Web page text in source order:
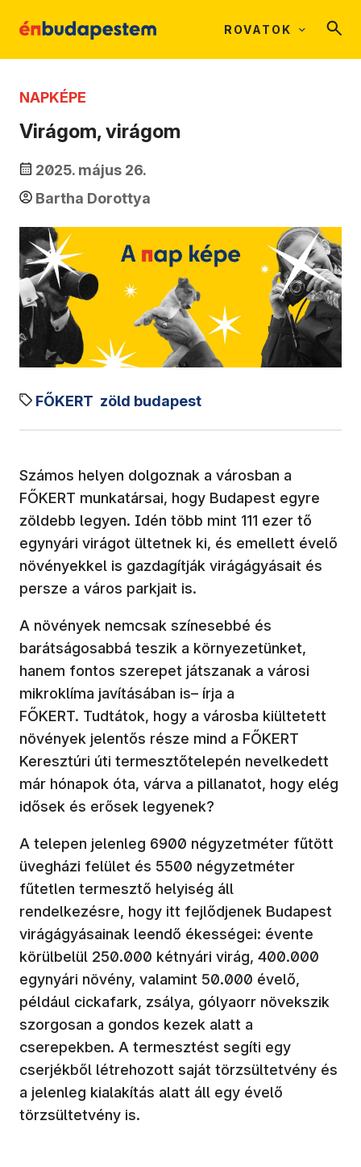
ROVATOK
NAPKÉPE
Virágom, virágom
2025. május 26.
Bartha Dorottya
FŐKERT zöld budapest
Számos helyen dolgoznak a városban a
FŐKERT munkatársai, hogy Budapest egyre
zöldebb legyen. Idén több mint 111 ezer tő
egynyári virágot ültetnek ki, és emellett évelő
növényekkel is gazdagítják virágágyásait és
persze a város parkjait is.
A növények nemcsak színesebbé és
barátságosabbá teszik a környezetünket,
hanem fontos szerepet játszanak a városi
mikroklíma javításában is– írja a
FŐKERT. Tudtátok, hogy a városba kiültetett
növények jelentős része mind a FŐKERT
Keresztúri úti termesztőtelepén nevelkedett
már hónapok óta, várva a pillanatot, hogy elég
idősek és erősek legyenek?
A telepen jelenleg 6900 négyzetméter fűtött
üvegházi felület és 5500 négyzetméter
fűtetlen termesztő helyiség áll
rendelkezésre, hogy itt fejlődjenek Budapest
virágágyásainak leendő ékességei: évente
körülbelül 250.000 kétnyári virág, 400.000
egynyári növény, valamint 50.000 évelő,
például cickafark, zsálya, gólyaorr növekszik
szorgosan a gondos kezek alatt a
cserepekben. A termesztést segíti egy
cserjékből létrehozott saját törzsültetvény és
a jelenleg kialakítás alatt áll egy évelő
törzsültetvény is.